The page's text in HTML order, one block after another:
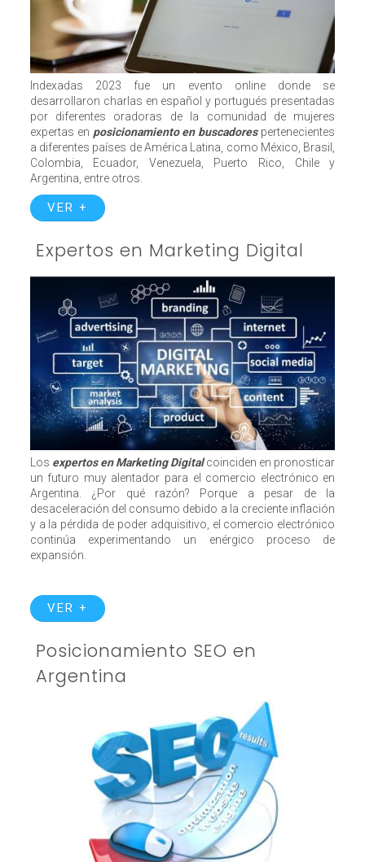
Indexadas 2023 fue un evento online donde se
desarrollaron charlas en español y portugués presentadas
por diferentes oradoras de la comunidad de mujeres
expertas en posicionamiento en buscadorespertenecientes
a diferentes países de América Latina, como México, Brasil,
Colombia, Ecuador, Venezuela, Puerto Rico, Chile y
Argentina, entre otros.
VER +
Expertos en Marketing Digital
Los expertos en Marketing Digitalcoinciden en pronosticar
un futuro muy alentador para el comercio electrónico en
Argentina. ¿Por qué razón? Porque a pesar de la
desaceleración del consumo debido a la creciente inflación
y a la pérdida de poder adquisitivo, el comercio electrónico
continúa experimentando un enérgico proceso de
expansión.
VER +
Posicionamiento SEO en
Argentina